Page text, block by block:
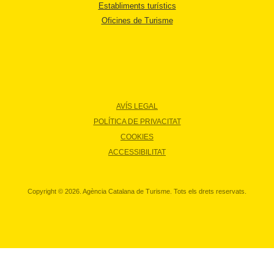
Establiments turístics
Oficines de Turisme
AVÍS LEGAL
POLÍTICA DE PRIVACITAT
COOKIES
ACCESSIBILITAT
Copyright © 2026. Agència Catalana de Turisme. Tots els drets reservats.